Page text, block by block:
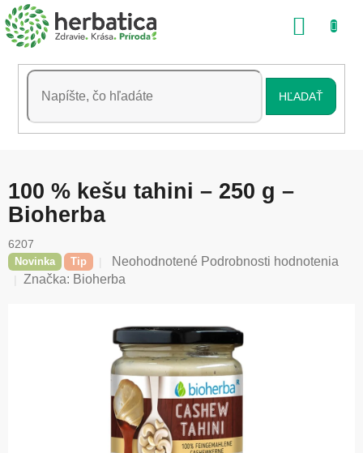
Prejsť
na
obsah
HĽADAŤ
100 % kešu tahini – 250 g –
Bioherba
6207
Novinka Tip
Priemerné
hodnotenie
0,0
5
hviezdičiek.
Neohodnotené Podrobnosti hodnotenia
Značka: Bioherba